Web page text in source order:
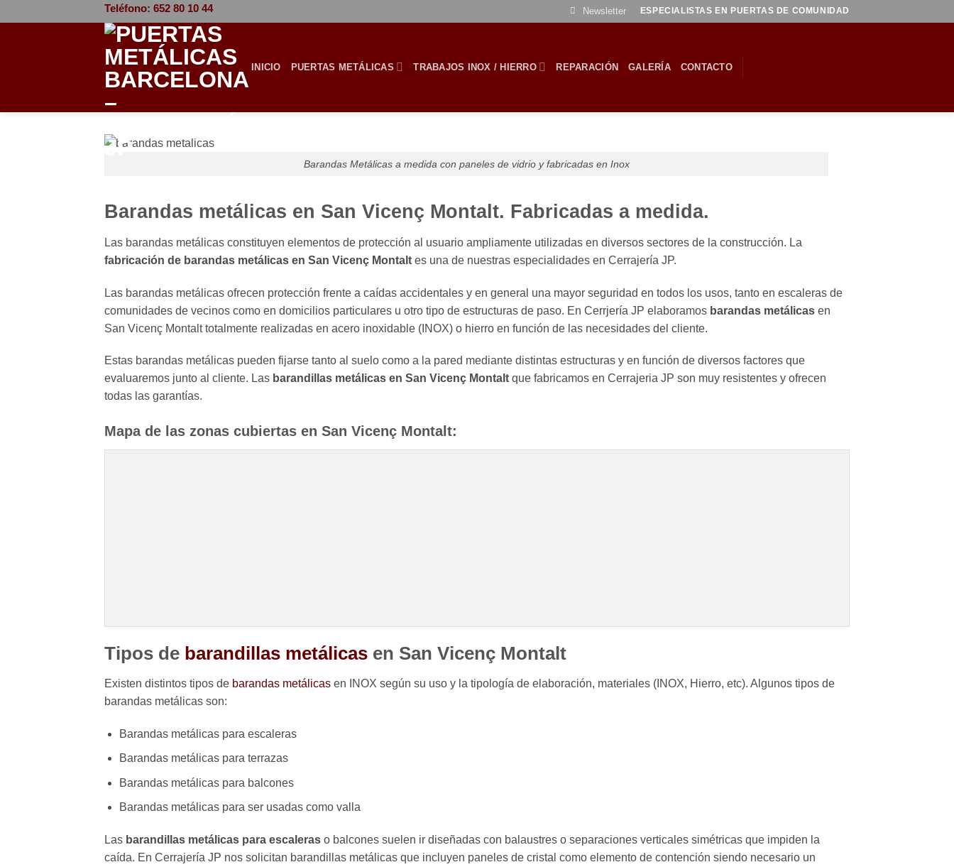
al
Teléfono: 652 80 10 44 Newsletter ESPECIALISTAS EN PUERTAS DE COMUNIDAD
INICIO PUERTAS METÁLICAS TRABAJOS INOX / HIERRO REPARACIÓN GALERÍA CONTACTO
Barandas Metálicas a medida con paneles de vidrio y fabricadas en Inox
Barandas metálicas en San Vicenç Montalt. Fabricadas a medida.
Las barandas metálicas constituyen elementos de protección al usuario ampliamente utilizadas en diversos sectores de la construcción. La
fabricación de barandas metálicas en San Vicenç Montalt es una de nuestras especialidades en Cerrajería JP.
Las barandas metálicas ofrecen protección frente a caídas accidentales y en general una mayor seguridad en todos los usos, tanto en escaleras de
comunidades de vecinos como en domicilios particulares u otro tipo de estructuras de paso. En Cerrjería JP elaboramos barandas metálicas en
San Vicenç Montalt totalmente realizadas en acero inoxidable (INOX) o hierro en función de las necesidades del cliente.
Estas barandas metálicas pueden fijarse tanto al suelo como a la pared mediante distintas estructuras y en función de diversos factores que
evaluaremos junto al cliente. Las barandillas metálicas en San Vicenç Montalt que fabricamos en Cerrajeria JP son muy resistentes y ofrecen
todas las garantías.
Mapa de las zonas cubiertas en San Vicenç Montalt:
Tipos de barandillas metálicas en San Vicenç Montalt
Existen distintos tipos de barandas metálicas en INOX según su uso y la tipología de elaboración, materiales (INOX, Hierro, etc). Algunos tipos de
barandas metálicas son:
Barandas metálicas para escaleras
Barandas metálicas para terrazas
Barandas metálicas para balcones
Barandas metálicas para ser usadas como valla
Las barandillas metálicas para escaleras o balcones suelen ir diseñadas con balaustres o separaciones verticales simétricas que impiden la
caída. En Cerrajería JP nos solicitan barandillas metálicas que incluyen paneles de cristal como elemento de contención siendo necesario un